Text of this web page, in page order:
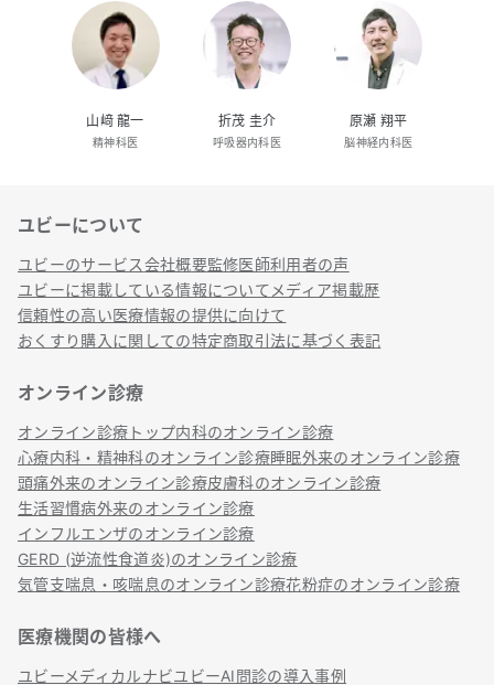
山﨑 龍一
精神科医
折茂 圭介
呼吸器内科医
原瀬 翔平
脳神経内科医
リンク
ユビーについて
ユビーのサービス会社概要監修医師利用者の声
ユビーに掲載している情報についてメディア掲載歴
信頼性の高い医療情報の提供に向けて
おくすり購入に関しての特定商取引法に基づく表記
オンライン診療
オンライン診療トップ内科のオンライン診療
心療内科・精神科のオンライン診療睡眠外来のオンライン診療
頭痛外来のオンライン診療皮膚科のオンライン診療
生活習慣病外来のオンライン診療
インフルエンザのオンライン診療
GERD (逆流性食道炎)のオンライン診療
気管支喘息・咳喘息のオンライン診療花粉症のオンライン診療
医療機関の皆様へ
ユビーメディカルナビユビーAI問診の導入事例